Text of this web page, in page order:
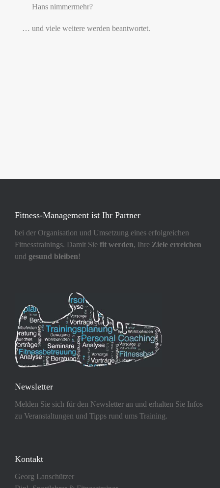
Hans nimmermehr?
… und viele weitere werden beantwortet.
Fitness-Management ist Ihr Partner
bei der Organisation und Umsetzung eines erfolgreichen
Fitnesstrainings. Damit Sie fit werden, Ihre Ziele erreichen
und gesund bleiben!
Newsletter
Melden Sie sich für den Newsletter an und erhalten Sie Infos
zu Veranstaltungen und Tipps rund ums Training.
Kontakt
Georg Lanschützer